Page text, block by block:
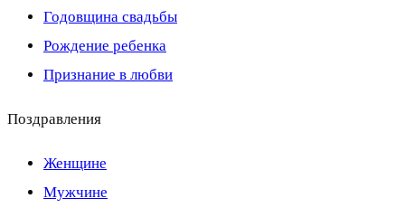
Годовщина свадьбы
Рождение ребенка
Признание в любви
Поздравления
Женщине
Мужчине